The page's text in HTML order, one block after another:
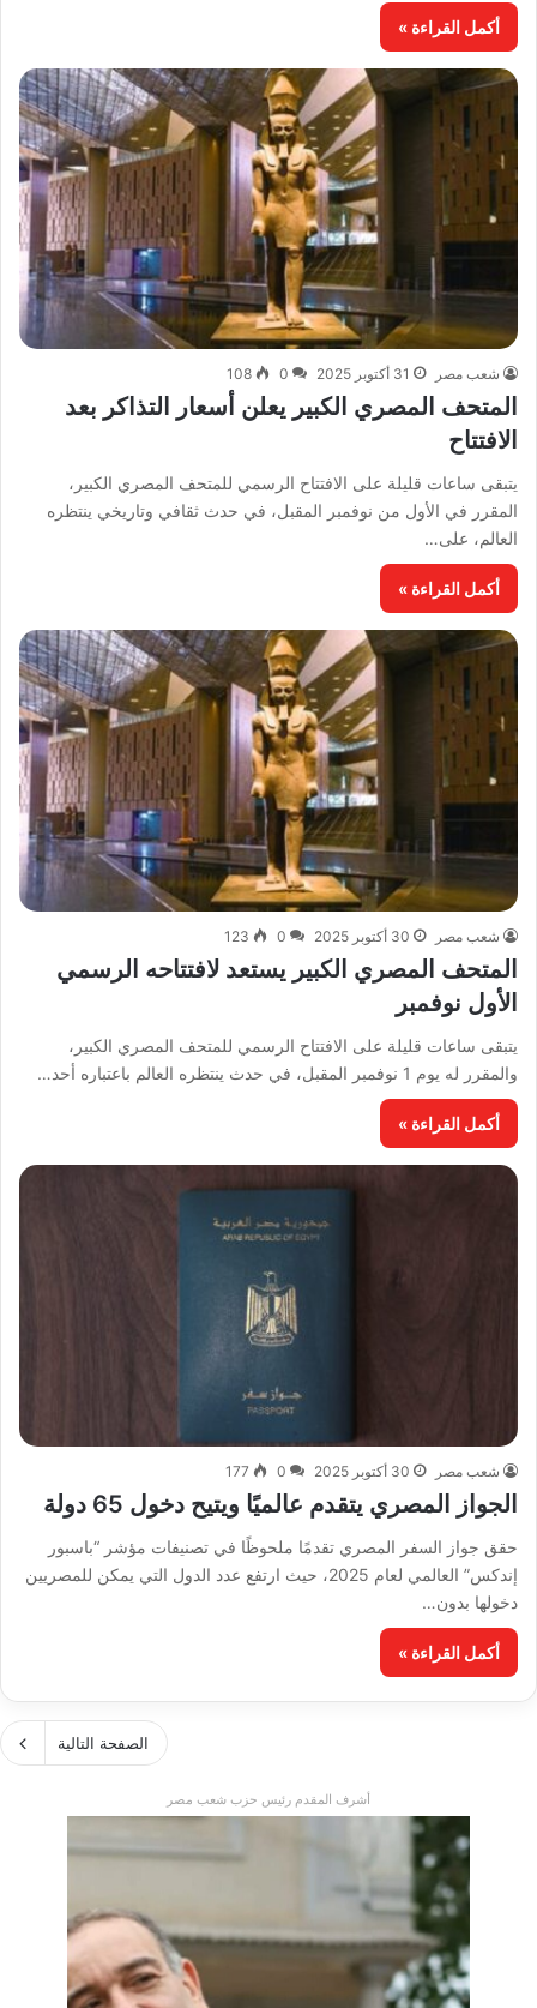
أكمل القراءة »
شعب مصر 31 أكتوبر 2025 0
108
المتحف المصري الكبير يعلن أسعار التذاكر بعد
الافتتاح
يتبقى ساعات قليلة على الافتتاح الرسمي للمتحف المصري الكبير،
المقرر في الأول من نوفمبر المقبل، في حدث ثقافي وتاريخي ينتظره
العالم، على…
أكمل القراءة »
شعب مصر 30 أكتوبر 2025 0
123
المتحف المصري الكبير يستعد لافتتاحه الرسمي
الأول نوفمبر
يتبقى ساعات قليلة على الافتتاح الرسمي للمتحف المصري الكبير،
والمقرر له يوم 1 نوفمبر المقبل، في حدث ينتظره العالم باعتباره أحد…
أكمل القراءة »
شعب مصر 30 أكتوبر 2025 0
177
الجواز المصري يتقدم عالميًا ويتيح دخول 65 دولة
حقق جواز السفر المصري تقدمًا ملحوظًا في تصنيفات مؤشر “باسبور
إندكس” العالمي لعام 2025، حيث ارتفع عدد الدول التي يمكن للمصريين
دخولها بدون…
أكمل القراءة »
الصفحة التالية
أشرف المقدم رئيس حزب شعب مصر